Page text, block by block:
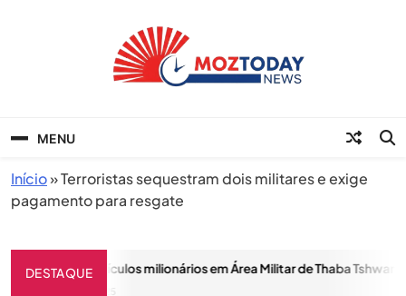
MENU
Início»Terroristas sequestram dois militares e exige
pagamento para resgate
DESTAQUE
Roubo de Veículos milionários em Área Militar de Thaba Tshwane